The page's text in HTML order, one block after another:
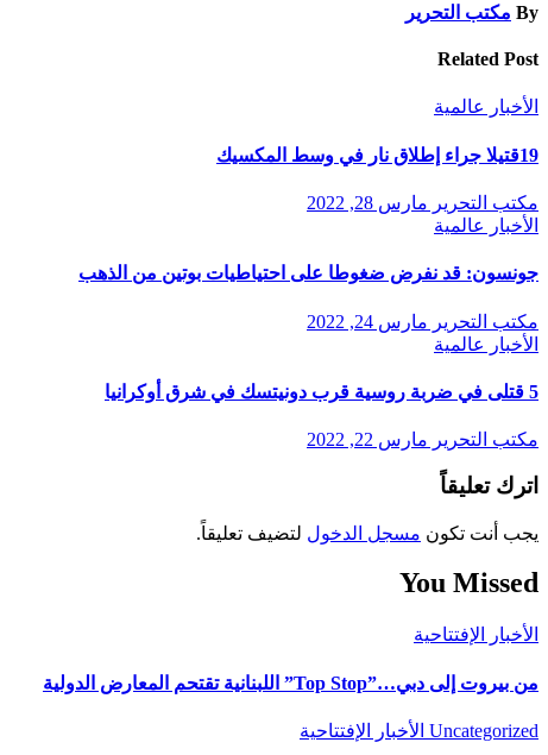
By مكتب التحرير
Related Post
الأخبار عالمية
19قتيلا جراء إطلاق نار في وسط المكسيك
مكتب التحرير مارس 28, 2022
الأخبار
عالمية
جونسون: قد نفرض ضغوطا على احتياطيات بوتين من الذهب
مكتب التحرير مارس 24, 2022
الأخبار
عالمية
5 قتلى في ضربة روسية قرب دونيتسك في شرق أوكرانيا
مكتب التحرير مارس 22, 2022
اترك تعليقاً
يجب أنت تكون مسجل الدخول لتضيف تعليقاً.
You Missed
الأخبار الإفتتاحية
من بيروت إلى دبي…”Top Stop” اللبنانية تقتحم المعارض الدولية
Uncategorized الأخبار الإفتتاحية